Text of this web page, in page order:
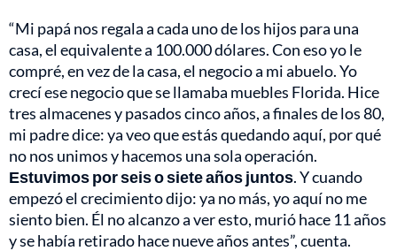
“Mi papá nos regala a cada uno de los hijos para una
casa, el equivalente a 100.000 dólares. Con eso yo le
compré, en vez de la casa, el negocio a mi abuelo. Yo
crecí ese negocio que se llamaba muebles Florida. Hice
tres almacenes y pasados cinco años, a finales de los 80,
mi padre dice: ya veo que estás quedando aquí, por qué
no nos unimos y hacemos una sola operación.
Estuvimos por seis o siete años juntos. Y cuando
empezó el crecimiento dijo: ya no más, yo aquí no me
siento bien. Él no alcanzo a ver esto, murió hace 11 años
y se había retirado hace nueve años antes”, cuenta.